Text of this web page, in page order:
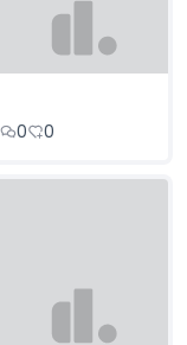
0 0